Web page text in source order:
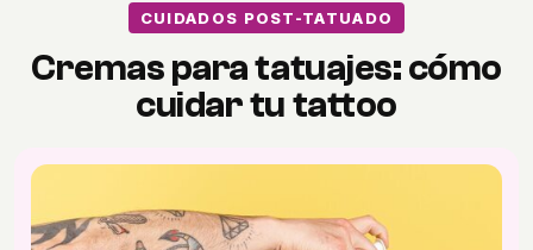
CUIDADOS POST-TATUADO
Cremas para tatuajes: cómo
cuidar tu tattoo